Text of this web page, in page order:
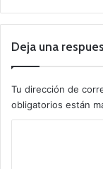
Deja una
Tu dirección de
obligatorios están